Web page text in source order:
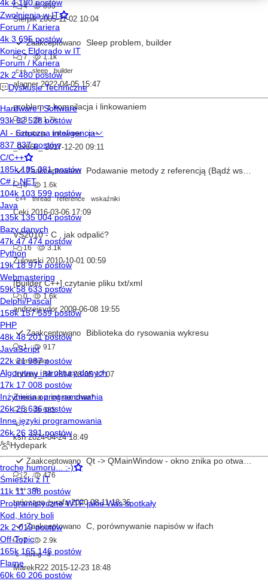
4 855
Sierpik 2005-11-02 10:04
Zaakceptowano Sleep problem, builder
7
1.1k
c++
sleep builder
alagner 2022-04-05 15:47
problem z kompilacja i linkowaniem
3
1.7k
kompilacja
linkowanie c++
_0x666_ 2017-12-20 09:11
Zaakceptowano Podawanie metody z referencją (Bądź wskaźnikiem) do konstruktora klasy thread
6
1.6k
c++
thread reference wskaźniki
Ceki 2016-03-06 17:09
VS2010 - C , jak odpalić?
16 3.1k
Zulowski 2010-10-01 00:59
[Builder C++] czytanie pliku txt/xml
0 1.6k
andrzejsydor 2009-06-08 19:55
Zaakceptowano Biblioteka do rysowania wykresu
1
917
wxmathplot
Johnny_Bit 2014-08-05 12:07
Zmiana z int na char*
3
685
c
ksh 2024-04-24 18:49
Zaakceptowano Qt -> QMainWindow - okno znika po otwarciu w klasie pośredniej
2
476
c++
qt
tańcząca żyrafa 2020-08-11 18:36
Zaakceptowano C, porównywanie napisów w ifach
7
2.9k
c
string if
MarekR22 2015-12-23 18:48